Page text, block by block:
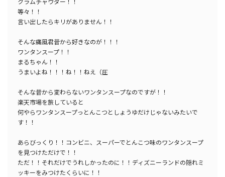
等々！！
言い出したらキリがありません！！
そんな痛風君昔から好きなのが！！！
ワンタンスープ！！
まるちゃん！！
うまいよね！！！ね！！ねえ（圧
そんな昔から変わらないワンタンスープなのですが！！
楽天市場を旅していると
何やらワンタンスープっとんこつとしょうゆだけじゃないみたいで
す！！
あらびっくり！！コンビニ、スーパーでとんこつ味のワンタンスープ
を見つけただけで！！
ただ！！それだけでうれしかったのに！！ディズニーランドの隠れミ
ッキーをみつけたくらいに！！